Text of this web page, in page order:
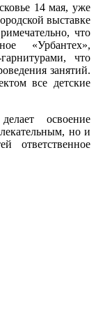
14 мая, уже
выставке
что
«Урбантех»,
что
занятий.
все детские
освоение
но и
ответственное